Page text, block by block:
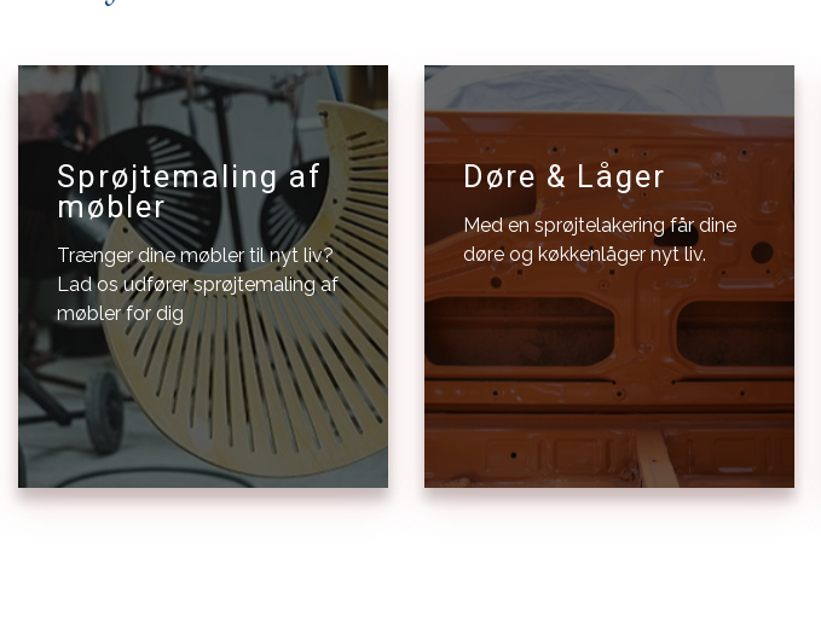
Sprøjtemaling af
møbler
Trænger dine møbler til nyt liv?
Lad os udfører sprøjtemaling af
møbler for dig
Døre & Låger
Med en sprøjtelakering får dine
døre og køkkenlåger nyt liv.